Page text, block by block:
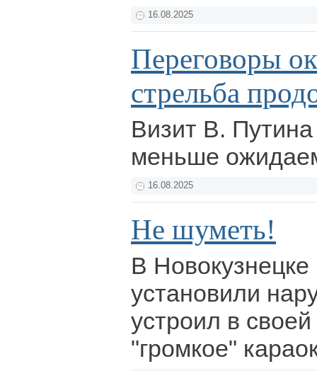
16.08.2025
Переговоры
стрельба
Визит В.
меньше
16.08.2025
Не шуметь!
В Новокузнецке
установили
устроил в
"громкое"